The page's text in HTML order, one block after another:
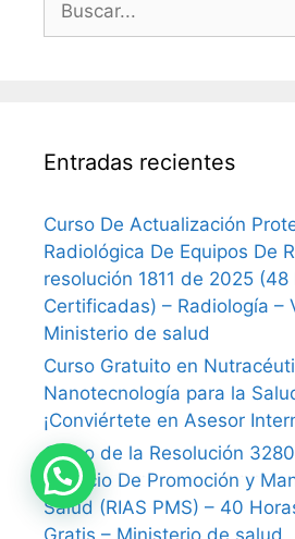
Entradas recientes
Curso De Actualización
Radiológica De Equipos De
resolución 1811 de 2025 (48
Certificadas) – Radiología –
Ministerio de salud
Curso Gratuito en
Nanotecnología para la
¡Conviértete en Asesor
Curso de la Resolución
Servicio De Promoción y
Salud (RIAS PMS) – 40
Gratis – Ministerio de salud
Necesitas ayuda?